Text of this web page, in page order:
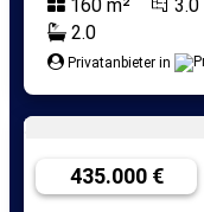
160 m² 3.0
2.0
Privatanbieter in
435.000 €